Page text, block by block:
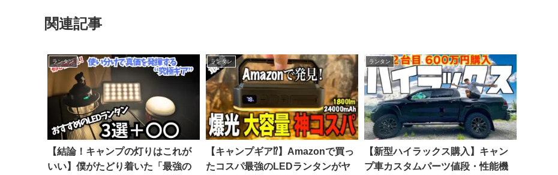
関連記事
ランタン
【結論！キャンプの灯りはこれが
いい】僕がたどり着いた「最強の
ランタン
【キャンプギア⁉️】Amazonで買っ
たコスパ最強のLEDランタンがヤ
ランタン
【新型ハイラックス購入】キャン
プ車カスタムパーツ値段・性能機